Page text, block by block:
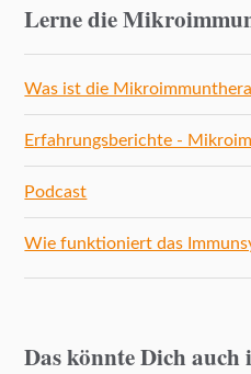
Lerne die
Was ist die
Erfahrungsberichte -
Podcast
Wie funktioniert das
Das könnte Dich auch